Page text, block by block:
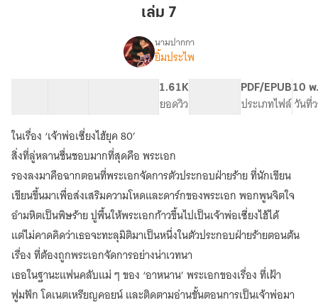
70
เล่ม
7
เล่ม 7
เรื่อง
คน
นี้
ขอ
คุณ
พระเอก
ใน
ยุค
70
นามปากกา
ยิ้มประไพ
1.61K
ยอดวิว
PDF/EPUB
ประเภทไฟล์
10 พ
วันที่
ในเรื่อง ‘เจ้าพ่อเซี่ยงไฮ้ยุค 80’
สิ่งที่ลู่หลานชื่นชอบมากที่สุดคือ พระเอก
รองลงมาคือฉากตอนที่พระเอกจัดการตัวประกอบฝ่ายร้าย ที่นักเขียน
เขียนขึ้นมาเพื่อส่งเสริมความโหดและดาร์กของพระเอก พอกพูนจิตใจ
อำมหิตเป็นพิษร้าย ปูพื้นให้พระเอกก้าวขึ้นไปเป็นเจ้าพ่อเซี่ยงไฮ้ได้
แต่ไม่คาดคิดว่าเธอจะทะลุมิติมาเป็นหนึ่งในตัวประกอบฝ่ายร้ายตอนต้น
เรื่อง ที่ต้องถูกพระเอกจัดการอย่างน่าเวทนา
เธอในฐานะแฟนคลับแม่ ๆ ของ ‘อาหนาน’ พระเอกของเรื่อง ที่เฝ้า
ฟูมฟัก โดเนตเหรียญคอยน์ และติดตามอ่านขั้นตอนการเป็นเจ้าพ่อมา